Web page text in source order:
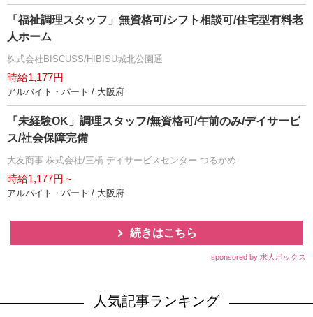
「福祉調理スタッフ」無資格可/シフト相談可/住宅型有料老
人ホーム
株式会社BISCUSS/HIBISU城北公園通
時給1,177円
アルバイト・パート / 大阪府
「未経験OK」調理スタッフ/無資格可/午前のみ/デイサービ
ス/社会保障完備
大友商事 株式会社/三橋 デイサービスセンター つるかめ
時給1,177円～
アルバイト・パート / 大阪府
続きはこちら
sponsored by 求人ボックス
人気記事ランキング